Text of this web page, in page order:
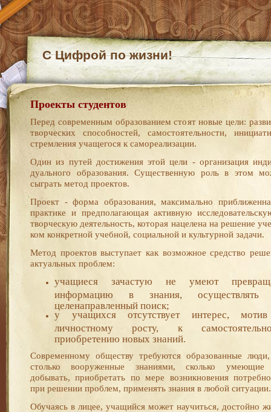
С Цифрой по жизни!
Проекты студентов
Перед современным образованием стоят новые цели:
творческих способностей, самостоятельности,
стремления учащегося к самореализации.
Один из путей достижения этой цели - организация
дуального образования. Существенную роль в этом
сыграть метод проектов.
Проект - форма образования, максимально
практике и предполагающая активную
творческую деятельность, которая нацелена на решение
ком конкретной учебной, социальной и культурной задачи.
Метод проектов выступает как возможное средство
актуальных проблем:
учащиеся зачастую не умеют
информацию в знания, осуществлять
целенаправленный поиск;
у учащихся отсутствует интерес,
личностному росту, к
приобретению новых знаний.
Современному обществу требуются образованные
столько вооруженные знаниями, сколько
добывать, приобретать по мере возникновения
при решении проблем, применять знания в любой ситуации.
Обучаясь в лицее, учащийся может научиться, достойно